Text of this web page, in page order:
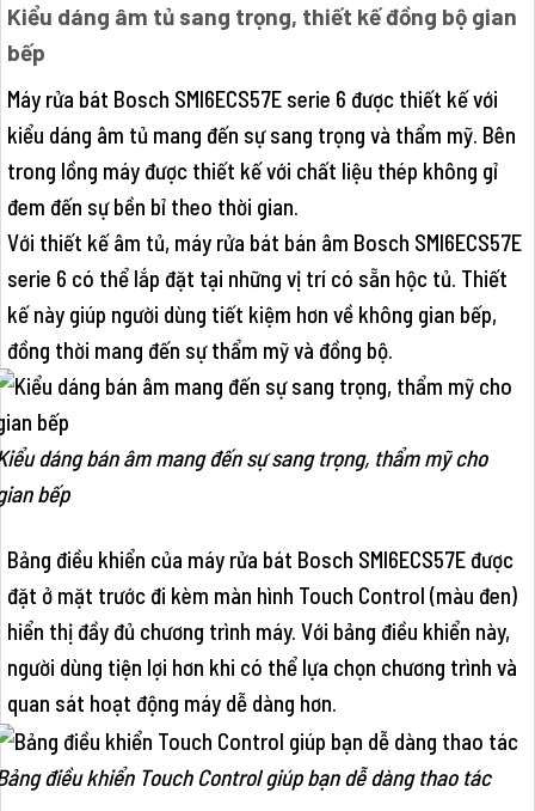
Kiểu dáng âm tủ sang trọng, thiết kế đồng bộ gian
bếp
Máy rửa bát Bosch SMI6ECS57E serie 6 được thiết kế với
kiểu dáng âm tủ mang đến sự sang trọng và thẩm mỹ. Bên
trong lồng máy được thiết kế với chất liệu thép không gỉ
đem đến sự bền bỉ theo thời gian.
Với thiết kế âm tủ, máy rửa bát bán âm Bosch SMI6ECS57E
serie 6 có thể lắp đặt tại những vị trí có sẵn hộc tủ. Thiết
kế này giúp người dùng tiết kiệm hơn về không gian bếp,
đồng thời mang đến sự thẩm mỹ và đồng bộ.
dáng bán âm mang đến sự sang trọng, thẩm mỹ cho
bếp
Bảng điều khiển của máy rửa bát Bosch SMI6ECS57E được
đặt ở mặt trước đi kèm màn hình Touch Control (màu đen)
hiển thị đầy đủ chương trình máy. Với bảng điều khiển này,
người dùng tiện lợi hơn khi có thể lựa chọn chương trình và
quan sát hoạt động máy dễ dàng hơn.
điều khiển Touch Control giúp bạn dễ dàng thao tác